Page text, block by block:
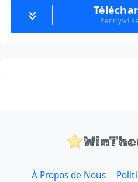
À Propos de Nous